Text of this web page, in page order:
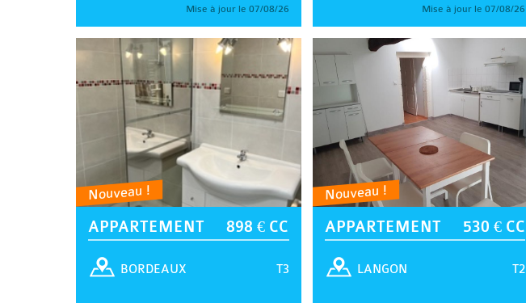
Mise à jour le 07/08/26 Mise à jour le 07/08/26
Nouveau !
APPARTEMENT 898 € CC
T3
BORDEAUX
Nouveau !
APPARTEMENT 530 € CC
T2
LANGON